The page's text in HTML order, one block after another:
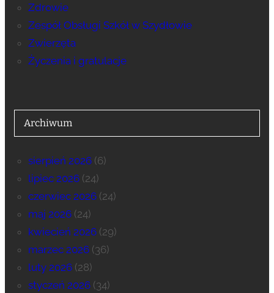
Zdrowie
Zespół Obsługi Szkół w Szydłowie
Zwierzęta
Życzenia i gratulacje
Archiwum
sierpień 2026(6)
lipiec 2026(24)
czerwiec 2026(24)
maj 2026(24)
kwiecień 2026(29)
marzec 2026(36)
luty 2026(28)
styczeń 2026(34)